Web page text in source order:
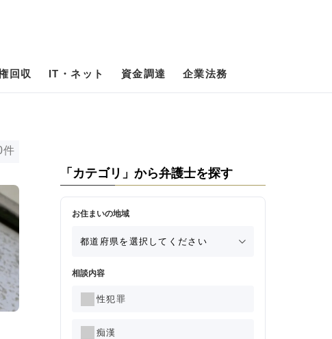
回収 IT・ネット 資金調達 企業法務
件
「カテゴリ」から弁護士を探す
お住まいの地域
相談内容
性犯罪
痴漢